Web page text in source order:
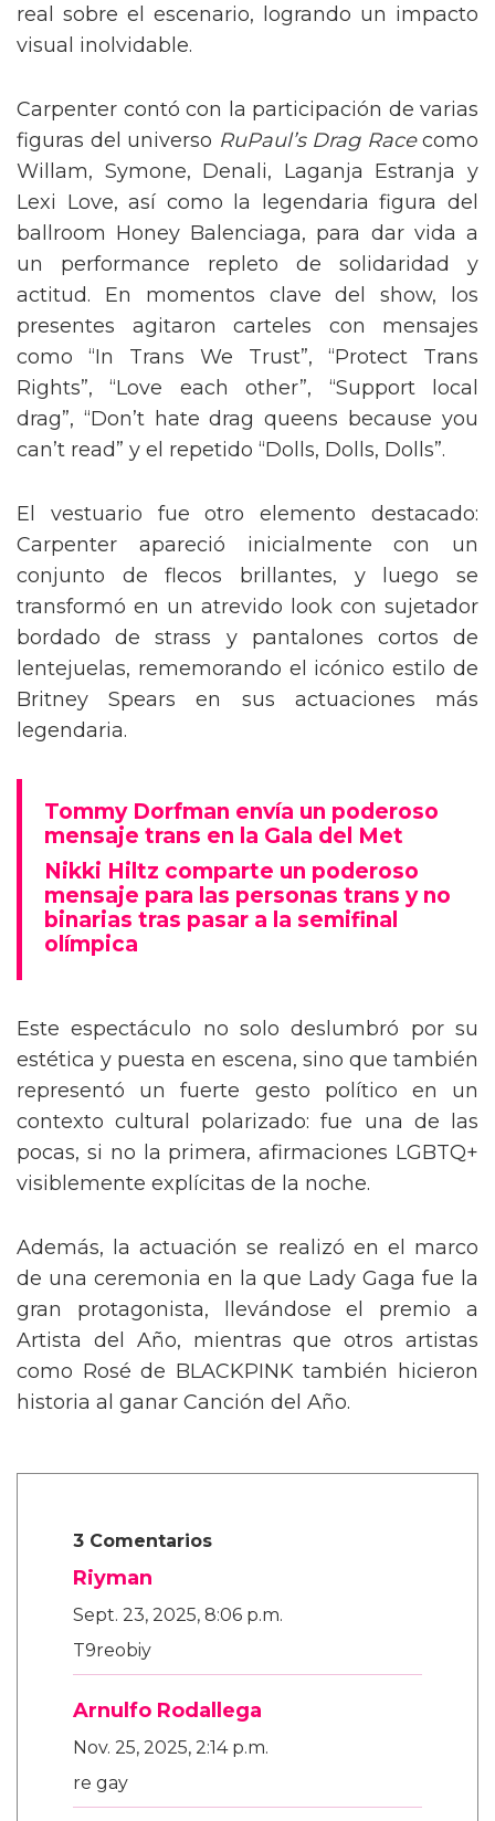
real sobre el escenario, logrando un impacto
visual inolvidable.
Carpenter contó con la participación de varias
figuras del universo RuPaul’s Drag Racecomo
Willam, Symone, Denali, Laganja Estranja y
Lexi Love, así como la legendaria figura del
ballroom Honey Balenciaga, para dar vida a
un performance repleto de solidaridad y
actitud. En momentos clave del show, los
presentes agitaron carteles con mensajes
como “In Trans We Trust”, “Protect Trans
Rights”, “Love each other”, “Support local
drag”, “Don’t hate drag queens because you
can’t read” y el repetido “Dolls, Dolls, Dolls”.
El vestuario fue otro elemento destacado:
Carpenter apareció inicialmente con un
conjunto de flecos brillantes, y luego se
transformó en un atrevido look con sujetador
bordado de strass y pantalones cortos de
lentejuelas, rememorando el icónico estilo de
Britney Spears en sus actuaciones más
legendaria.
Tommy Dorfman envía un poderoso
mensaje trans en la Gala del Met
Nikki Hiltz comparte un poderoso
mensaje para las personas trans y no
binarias tras pasar a la semifinal
olímpica
Este espectáculo no solo deslumbró por su
estética y puesta en escena, sino que también
representó un fuerte gesto político en un
contexto cultural polarizado: fue una de las
pocas, si no la primera, afirmaciones LGBTQ+
visiblemente explícitas de la noche.
Además, la actuación se realizó en el marco
de una ceremonia en la que Lady Gaga fue la
gran protagonista, llevándose el premio a
Artista del Año, mientras que otros artistas
como Rosé de BLACKPINK también hicieron
historia al ganar Canción del Año.
3 Comentarios
Riyman
Sept. 23, 2025, 8:06 p.m.
T9reobiy
Arnulfo Rodallega
Nov. 25, 2025, 2:14 p.m.
re gay